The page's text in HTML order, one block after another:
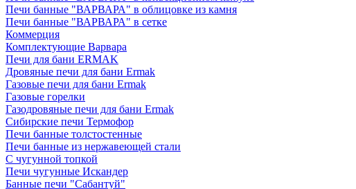
Печи банные "ВАРВАРА" в облицовке из камня
Печи банные "ВАРВАРА" в сетке
Коммерция
Комплектующие Варвара
Печи для бани ERMAK
Дровяные печи для бани Ermak
Газовые печи для бани Ermak
Газовые горелки
Газодровяные печи для бани Ermak
Сибирские печи Термофор
Печи банные толстостенные
Печи банные из нержавеющей стали
С чугунной топкой
Печи чугунные Искандер
Банные печи "Сабантуй"